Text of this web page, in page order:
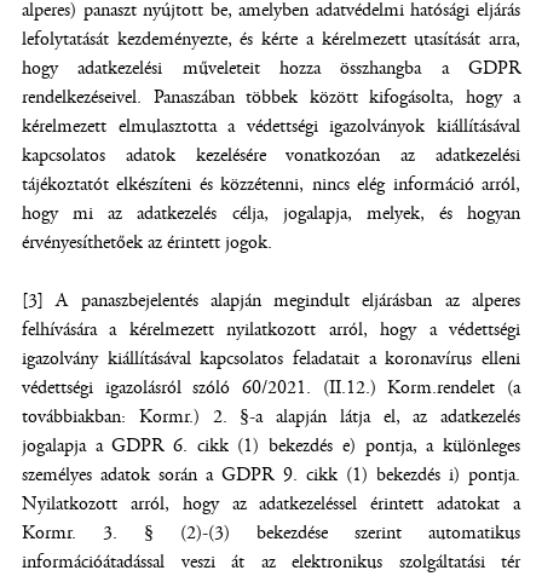
alperes) panaszt nyújtott be, amelyben adatvédelmi hatósági eljárás
lefolytatását kezdeményezte, és kérte a kérelmezett utasítását arra,
hogy adatkezelési műveleteit hozza összhangba a GDPR
rendelkezéseivel. Panaszában többek között kifogásolta, hogy a
kérelmezett elmulasztotta a védettségi igazolványok kiállításával
kapcsolatos adatok kezelésére vonatkozóan az adatkezelési
tájékoztatót elkészíteni és közzétenni, nincs elég információ arról,
hogy mi az adatkezelés célja, jogalapja, melyek, és hogyan
érvényesíthetőek az érintett jogok.
[3] A panaszbejelentés alapján megindult eljárásban az alperes
felhívására a kérelmezett nyilatkozott arról, hogy a védettségi
igazolvány kiállításával kapcsolatos feladatait a koronavírus elleni
védettségi igazolásról szóló 60/2021. (II.12.) Korm.rendelet (a
továbbiakban: Kormr.) 2. §-a alapján látja el, az adatkezelés
jogalapja a GDPR 6. cikk (1) bekezdés e) pontja, a különleges
személyes adatok során a GDPR 9. cikk (1) bekezdés i) pontja.
Nyilatkozott arról, hogy az adatkezeléssel érintett adatokat a
Kormr. 3. § (2)-(3) bekezdése szerint automatikus
információátadással veszi át az elektronikus szolgáltatási tér